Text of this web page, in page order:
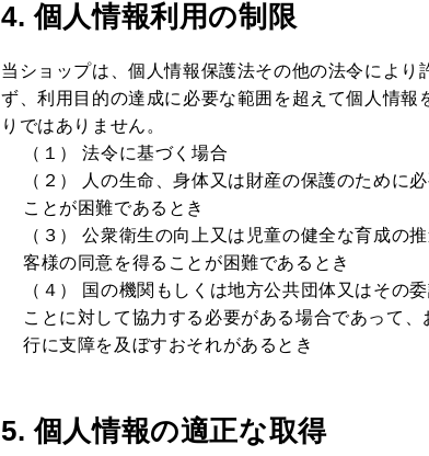
4. 個人情報利用の制限
当ショップは、個人情報保護法その他の法令によ
ず、利用目的の達成に必要な範囲を超えて個人情
りではありません。
（１） 法令に基づく場合
（２） 人の生命、身体又は財産の保護のために
ことが困難であるとき
（３） 公衆衛生の向上又は児童の健全な育成の
客様の同意を得ることが困難であるとき
（４） 国の機関もしくは地方公共団体又はその
ことに対して協力する必要がある場合であって
行に支障を及ぼすおそれがあるとき
5. 個人情報の適正な取得